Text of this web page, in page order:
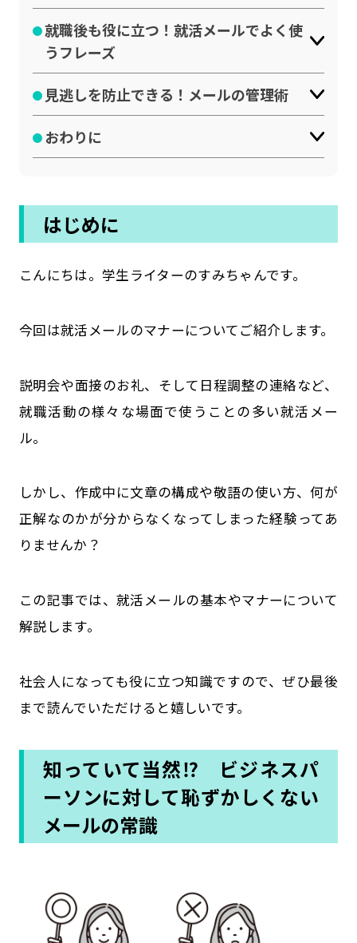
就職後も役に立つ！就活メールでよく使
うフレーズ
見逃しを防止できる！メールの管理術
おわりに
はじめに
こんにちは。学生ライターのすみちゃんです。
今回は就活メールのマナーについてご紹介します。
説明会や面接のお礼、そして日程調整の連絡など、
就職活動の様々な場面で使うことの多い就活メー
ル。
しかし、作成中に文章の構成や敬語の使い方、何が
正解なのかが分からなくなってしまった経験ってあ
りませんか？
この記事では、就活メールの基本やマナーについて
解説します。
社会人になっても役に立つ知識ですので、ぜひ最後
まで読んでいただけると嬉しいです。
知っていて当然⁉ ビジネスパ
ーソンに対して恥ずかしくない
メールの常識